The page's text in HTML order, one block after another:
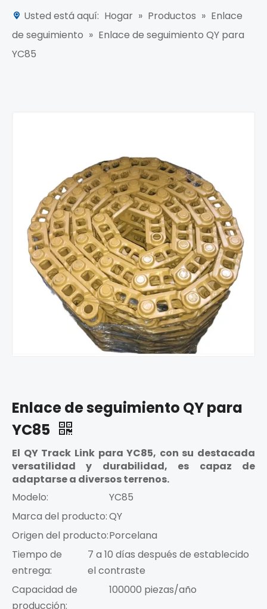
Usted está aquí: Hogar » Productos » Enlace
de seguimiento » Enlace de seguimiento QY para
YC85
Enlace de seguimiento QY para
YC85
El QY Track Link para YC85, con su destacada
versatilidad y durabilidad, es capaz de
adaptarse a diversos terrenos.
Modelo:
YC85
Marca del producto:QY
Origen del producto:Porcelana
Tiempo de
entrega:
7 a 10 días después de establecido
el contraste
Capacidad de
producción:
100000 piezas/año